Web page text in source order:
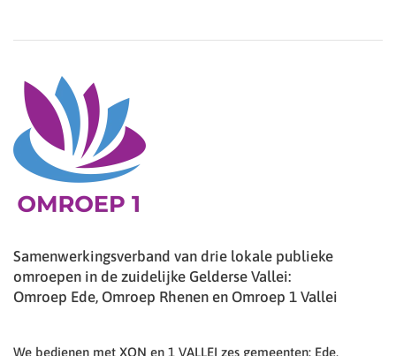
Samenwerkingsverband van drie lokale publieke
omroepen in de zuidelijke Gelderse Vallei:
Omroep Ede, Omroep Rhenen en Omroep 1 Vallei
We bedienen met XON en 1 VALLEI zes gemeenten: Ede,